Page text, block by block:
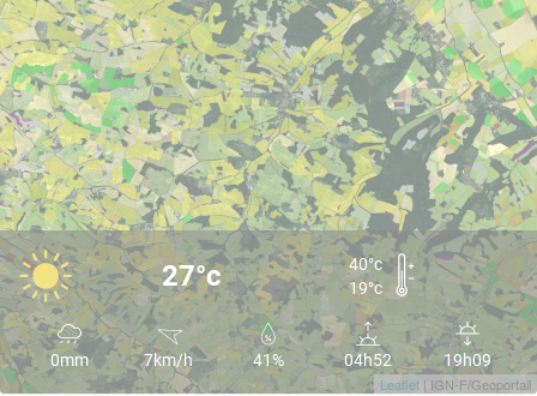
Leaflet | IGN-F/Geoportail
27°c
40°c
19°c
0mm 7km/h 41% 04h52 19h09